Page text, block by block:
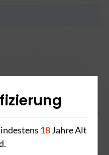
Verkauf von Tabakwaren erst ab
18Jahre Alt